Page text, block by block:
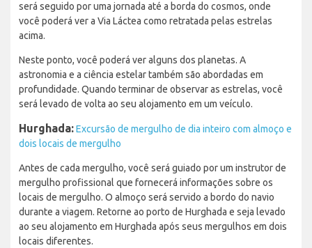
será seguido por uma jornada até a borda do cosmos, onde
você poderá ver a Via Láctea como retratada pelas estrelas
acima.
Neste ponto, você poderá ver alguns dos planetas. A
astronomia e a ciência estelar também são abordadas em
profundidade. Quando terminar de observar as estrelas, você
será levado de volta ao seu alojamento em um veículo.
Hurghada:Excursão de mergulho de dia inteiro com almoço e
dois locais de mergulho
Antes de cada mergulho, você será guiado por um instrutor de
mergulho profissional que fornecerá informações sobre os
locais de mergulho. O almoço será servido a bordo do navio
durante a viagem. Retorne ao porto de Hurghada e seja levado
ao seu alojamento em Hurghada após seus mergulhos em dois
locais diferentes.